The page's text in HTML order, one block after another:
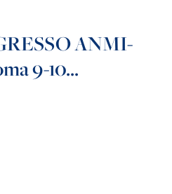
ANMI-
9-10...